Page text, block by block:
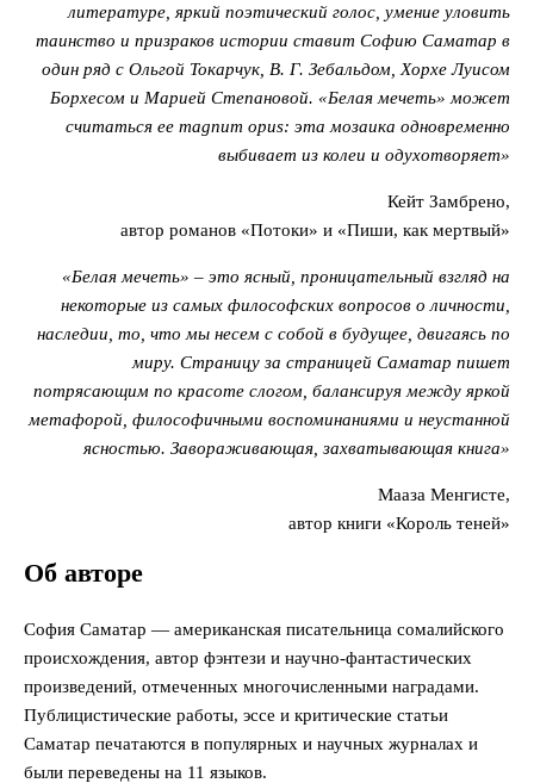
литературе, яркий поэтический голос, умение уловить
таинство и призраков истории ставит Cофию Саматар в
один ряд с Ольгой Токарчук, В. Г. Зебальдом, Хорхе Луисом
Борхесом и Марией Степановой. «Белая мечеть» может
считаться ее magnum opus: эта мозаика одновременно
выбивает из колеи и одухотворяет»
Кейт Замбрено,
автор романов «Потоки» и «Пиши, как мертвый»
«Белая мечеть» – это ясный, проницательный взгляд на
некоторые из самых философских вопросов о личности,
наследии, то, что мы несем с собой в будущее, двигаясь по
миру. Страницу за страницей Саматар пишет
потрясающим по красоте слогом, балансируя между яркой
метафорой, философичными воспоминаниями и неустанной
ясностью. Завораживающая, захватывающая книга»
Мааза Менгисте,
автор книги «Король теней»
Об авторе
София Саматар — американская писательница сомалийского
происхождения, автор фэнтези и научно-фантастических
произведений, отмеченных многочисленными наградами.
Публицистические работы, эссе и критические статьи
Саматар печатаются в популярных и научных журналах и
были переведены на 11 языков.